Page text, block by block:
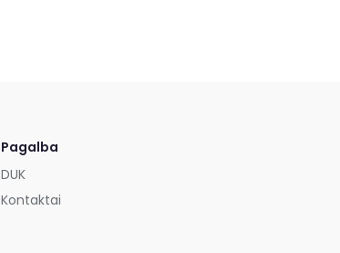
Pagalba
DUK
Kontaktai